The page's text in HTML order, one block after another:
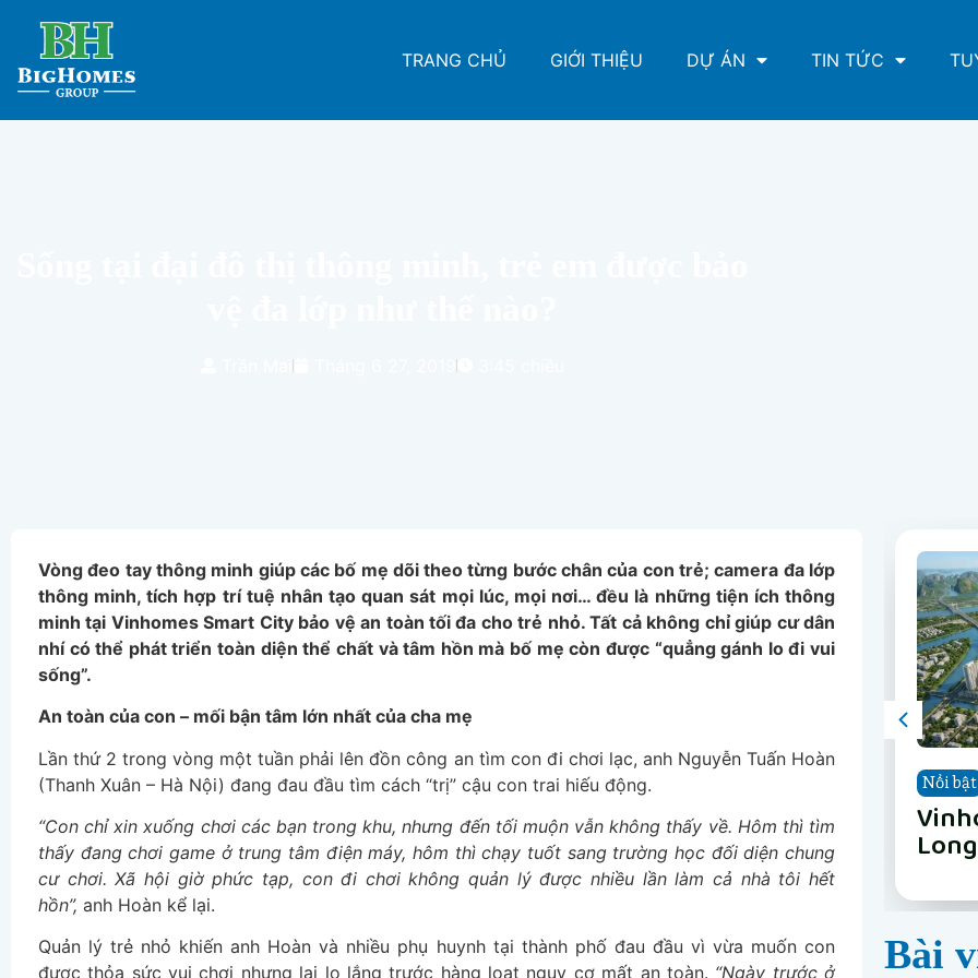
TRANG CHỦ GIỚI THIỆU DỰ ÁN TIN TỨC
Vòng đeo tay thông minh giúp các bố mẹ dõi theo từng bước chân của con trẻ; camera đa lớp
thông minh, tích hợp trí tuệ nhân tạo quan sát mọi lúc, mọi nơi… đều là những tiện ích thông
minh tại Vinhomes Smart City bảo vệ an toàn tối đa cho trẻ nhỏ. Tất cả không chỉ giúp cư dân
nhí có thể phát triển toàn diện thể chất và tâm hồn mà bố mẹ còn được “quẳng gánh lo đi vui
sống”.
An toàn của con – mối bận tâm lớn nhất của cha mẹ
Lần thứ 2 trong vòng một tuần phải lên đồn công an tìm con đi chơi lạc, anh Nguyễn Tuấn Hoàn
(Thanh Xuân – Hà Nội) đang đau đầu tìm cách “trị” cậu con trai hiếu động.
“Con chỉ xin xuống chơi các bạn trong khu, nhưng đến tối muộn vẫn không thấy về. Hôm thì tìm
thấy đang chơi game ở trung tâm điện máy, hôm thì chạy tuốt sang trường học đối diện chung
cư chơi. Xã hội giờ phức tạp, con đi chơi không quản lý được nhiều lần làm cả nhà tôi hết
hồn”, anh Hoàn kể lại.
Quản lý trẻ nhỏ khiến anh Hoàn và nhiều phụ huynh tại thành phố đau đầu vì vừa muốn con
được thỏa sức vui chơi nhưng lại lo lắng trước hàng loạt nguy cơ mất an toàn. “Ngày trước ở
Nổi bật
Nẵng
Nổi bật
The
Nổi bật
Nổi bật
Nổi bật
Nổi bật
Long
Nổi bật
Nẵng
Nổi bật
The
Bài